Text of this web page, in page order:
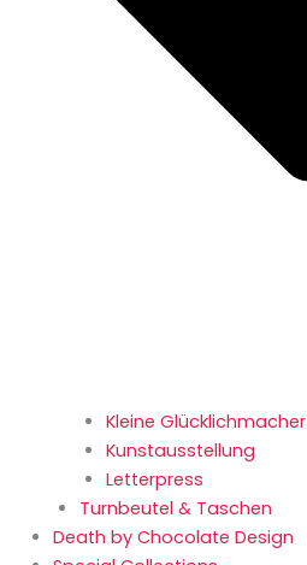
Kleine Glücklichmacher
Kunstausstellung
Letterpress
Turnbeutel & Taschen
Death by Chocolate Design